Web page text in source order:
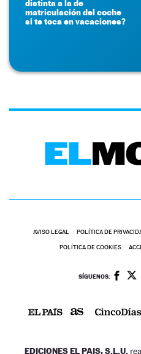
distinta a la de
matriculación del coche
si te toca en vacaciones?
AVISO LEGAL POLÍTICA DE
POLÍTICA DE COOKIES
SÍGUENOS:
EDICIONES EL PAIS, S.L.U.